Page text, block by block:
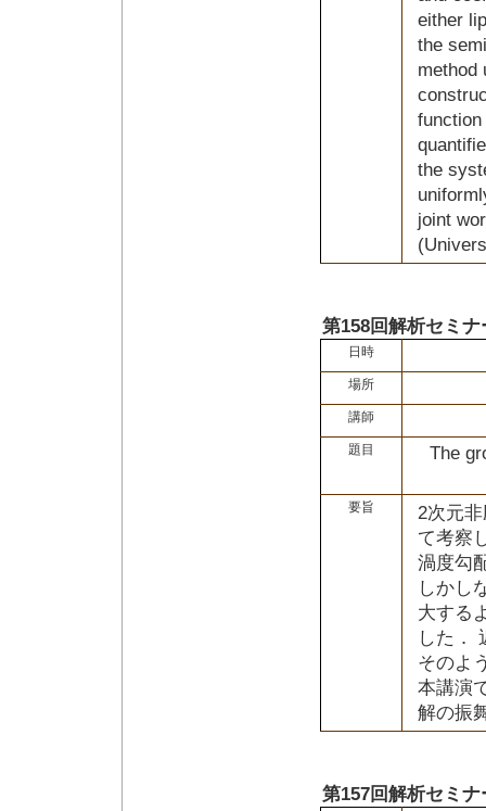
either
the
method
the
joint
第158回解析セミナ
日時
場所
講師
題目 The
要旨
2次元
て考察
渦度勾
しかし
大する
した．
そのよ
本講演
解の振
第157回解析セミナ